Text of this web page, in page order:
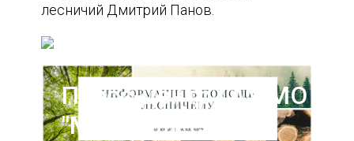
лесничий Дмитрий Панов.
Пресс-центр ГАУ МО
"Мособллес"